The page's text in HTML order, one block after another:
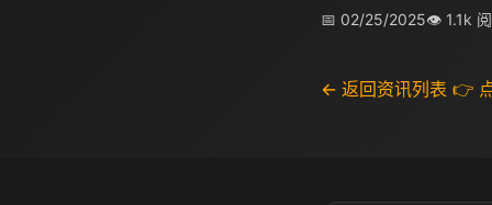
📅 02/25/2025👁 1.1k
← 返回资讯列表 👉